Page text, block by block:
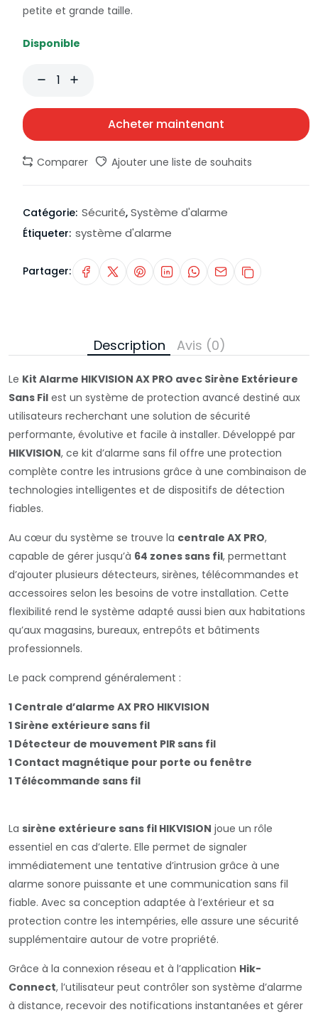
petite et grande taille.
Disponible
Acheter maintenant
Comparer Ajouter une liste de souhaits
Catégorie: Sécurité, Système d'alarme
Étiqueter: système d'alarme
Partager:
Description Avis (0)
Le Kit Alarme HIKVISION AX PRO avec Sirène Extérieure
Sans Fil est un système de protection avancé destiné aux
utilisateurs recherchant une solution de sécurité
performante, évolutive et facile à installer. Développé par
HIKVISION, ce kit d’alarme sans fil offre une protection
complète contre les intrusions grâce à une combinaison de
technologies intelligentes et de dispositifs de détection
fiables.
Au cœur du système se trouve la centrale AX PRO,
capable de gérer jusqu’à 64 zones sans fil, permettant
d’ajouter plusieurs détecteurs, sirènes, télécommandes et
accessoires selon les besoins de votre installation. Cette
flexibilité rend le système adapté aussi bien aux habitations
qu’aux magasins, bureaux, entrepôts et bâtiments
professionnels.
Le pack comprend généralement :
1 Centrale d’alarme AX PRO HIKVISION
1 Sirène extérieure sans fil
1 Détecteur de mouvement PIR sans fil
1 Contact magnétique pour porte ou fenêtre
1 Télécommande sans fil
La sirène extérieure sans fil HIKVISION joue un rôle
essentiel en cas d’alerte. Elle permet de signaler
immédiatement une tentative d’intrusion grâce à une
alarme sonore puissante et une communication sans fil
fiable. Avec sa conception adaptée à l’extérieur et sa
protection contre les intempéries, elle assure une sécurité
supplémentaire autour de votre propriété.
Grâce à la connexion réseau et à l’application Hik-
Connect, l’utilisateur peut contrôler son système d’alarme
à distance, recevoir des notifications instantanées et gérer